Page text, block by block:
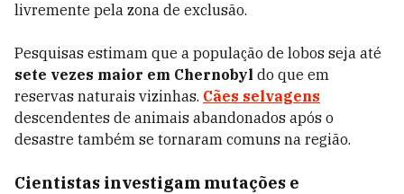
livremente pela zona de exclusão.
Pesquisas estimam que a população de lobos seja até
sete vezes maior em Chernobyl do que em
reservas naturais vizinhas. Cães selvagens
descendentes de animais abandonados após o
desastre também se tornaram comuns na região.
Cientistas investigam mutações e